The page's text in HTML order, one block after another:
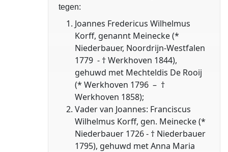
tegen:
Joannes Fredericus Wilhelmus
Korff, genannt Meinecke (*
Niederbauer, Noordrijn-Westfalen
1779 - † Werkhoven 1844),
gehuwd met Mechteldis De Rooij
(* Werkhoven 1796 – †
Werkhoven 1858);
Vader van Joannes: Franciscus
Wilhelmus Korff, gen. Meinecke (*
Niederbauer 1726 - † Niederbauer
1795), gehuwd met Anna Maria